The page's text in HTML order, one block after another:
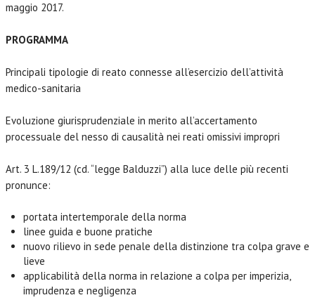
maggio 2017.
PROGRAMMA
Principali tipologie di reato connesse all’esercizio dell’attività
medico-sanitaria
Evoluzione giurisprudenziale in merito all’accertamento
processuale del nesso di causalità nei reati omissivi impropri
Art. 3 L.189/12 (cd. “legge Balduzzi”) alla luce delle più recenti
pronunce:
portata intertemporale della norma
linee guida e buone pratiche
nuovo rilievo in sede penale della distinzione tra colpa grave e
lieve
applicabilità della norma in relazione a colpa per imperizia,
imprudenza e negligenza